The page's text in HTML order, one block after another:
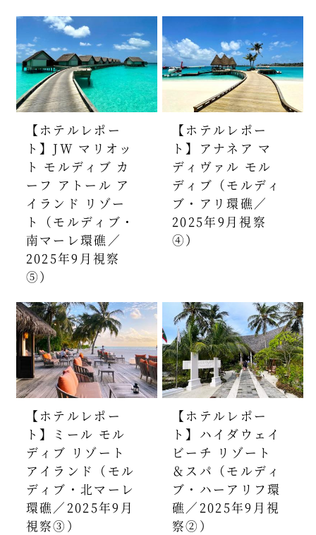
【ホテルレポー
ト】JW マリオッ
ト モルディブ カ
ーフ アトール ア
イランド リゾー
ト（モルディブ・
南マーレ環礁／
2025年9月視察
⑤）
【ホテルレポー
ト】アナネア マ
ディヴァル モル
ディブ（モルディ
ブ・アリ環礁／
2025年9月視察
④）
【ホテルレポー
ト】ミール モル
ディブ リゾート
アイランド（モル
ディブ・北マーレ
環礁／2025年9月
視察③）
【ホテルレポー
ト】ハイダウェイ
ビーチ リゾート
＆スパ（モルディ
ブ・ハーアリフ環
礁／2025年9月視
察②）